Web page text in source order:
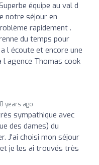
équipe au val d
notre séjour en
rapidement .
du temps pour
l écoute et encore une
agence Thomas cook
8 years ago
sympathique avec
des dames) du
J'ai choisi mon séjour
je les ai trouvés très